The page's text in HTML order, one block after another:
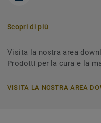
Scopri di più
Visita la nostra area
Prodotti per la cura e la
VISITA LA NOSTRA AREA